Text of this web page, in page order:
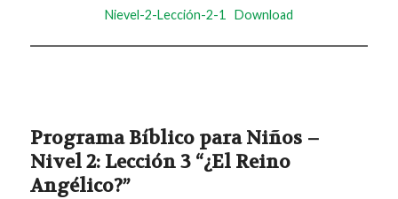
Nievel-2-Lección-2-1 Download
Programa Bíblico para Niños –
Nivel 2: Lección 3 “¿El Reino
Angélico?”